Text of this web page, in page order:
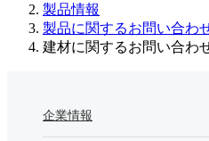
製品情報
製品に関するお問い合わ
建材に関するお問い合わ
企業情報